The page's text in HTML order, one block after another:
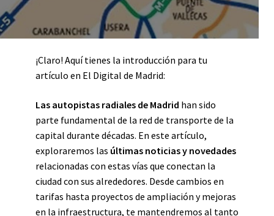
¡Claro! Aquí tienes la introducción para tu
artículo en El Digital de Madrid:
Las autopistas radiales de Madrid han sido
parte fundamental de la red de transporte de la
capital durante décadas. En este artículo,
exploraremos las últimas noticias y novedades
relacionadas con estas vías que conectan la
ciudad con sus alrededores. Desde cambios en
tarifas hasta proyectos de ampliación y mejoras
en la infraestructura, te mantendremos al tanto